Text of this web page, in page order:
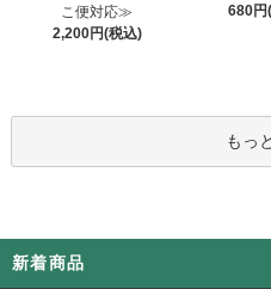
こ便対応≫
2,200円(税込)
680円
もっ
新着商品